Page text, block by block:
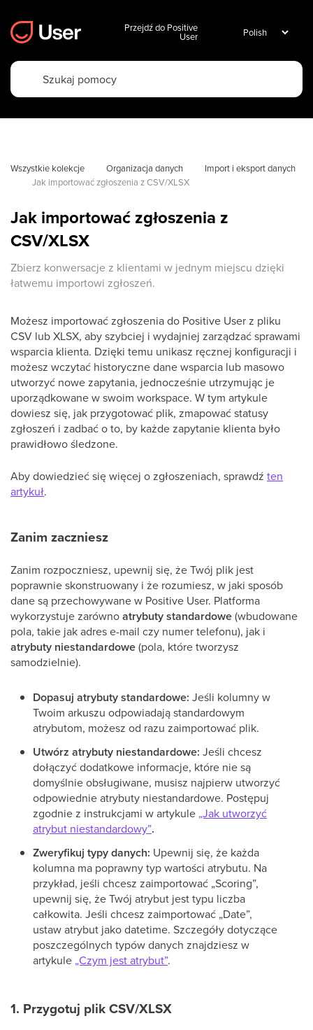
Przejdź do Positive
User
Wszystkie kolekcje Organizacja danych
Import i eksport danych
Jak importować zgłoszenia z CSV/XLSX
Jak importować zgłoszenia z
CSV/XLSX
Zbierz konwersacje z klientami w jednym miejscu dzięki
łatwemu importowi zgłoszeń.
Możesz importować zgłoszenia do Positive User z pliku
CSV lub XLSX, aby szybciej i wydajniej zarządzać sprawami
wsparcia klienta. Dzięki temu unikasz ręcznej konfiguracji i
możesz wczytać historyczne dane wsparcia lub masowo
utworzyć nowe zapytania, jednocześnie utrzymując je
uporządkowane w swoim workspace. W tym artykule
dowiesz się, jak przygotować plik, zmapować statusy
zgłoszeń i zadbać o to, by każde zapytanie klienta było
prawidłowo śledzone.
Aby dowiedzieć się więcej o zgłoszeniach, sprawdź ten
artykuł.
Zanim zaczniesz
Zanim rozpoczniesz, upewnij się, że Twój plik jest
poprawnie skonstruowany i że rozumiesz, w jaki sposób
dane są przechowywane w Positive User. Platforma
wykorzystuje zarównoatrybuty standardowe(wbudowane
pola, takie jak adres e-mail czy numer telefonu), jak i
atrybuty niestandardowe(pola, które tworzysz
samodzielnie).
Dopasuj atrybuty standardowe: Jeśli kolumny w
Twoim arkuszu odpowiadają standardowym
atrybutom, możesz od razu zaimportować plik.
Utwórz atrybuty niestandardowe: Jeśli chcesz
dołączyć dodatkowe informacje, które nie są
domyślnie obsługiwane, musisz najpierw utworzyć
odpowiednie atrybuty niestandardowe. Postępuj
zgodnie z instrukcjami w artykule „Jak utworzyć
atrybut niestandardowy”.
Zweryfikuj typy danych: Upewnij się, że każda
kolumna ma poprawny typ wartości atrybutu. Na
przykład, jeśli chcesz zaimportować „Scoring”,
upewnij się, że Twój atrybut jest typu liczba
całkowita. Jeśli chcesz zaimportować „Date”,
ustaw atrybut jako datetime. Szczegóły dotyczące
poszczególnych typów danych znajdziesz w
artykule „Czym jest atrybut”.
1. Przygotuj plik CSV/XLSX